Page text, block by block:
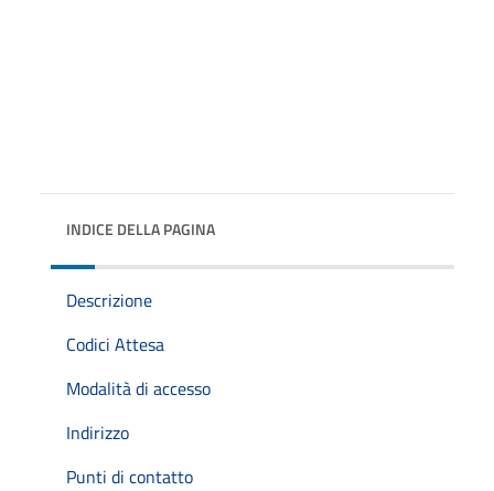
INDICE DELLA PAGINA
Descrizione
Codici Attesa
Modalità di accesso
Indirizzo
Punti di contatto